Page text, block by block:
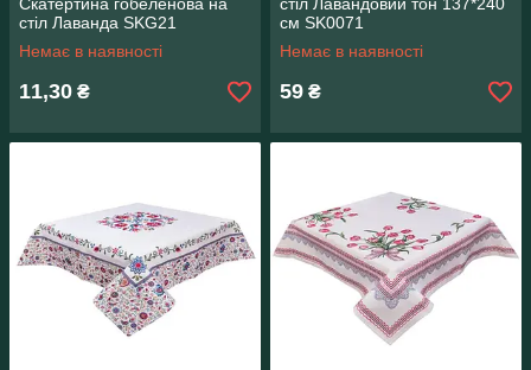
стіл Лаванда SKG21
Немає в наявності
11,30 ₴
см SK0071
Немає в наявності
59 ₴